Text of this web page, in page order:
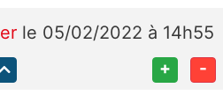
le 05/02/2022 à 14h55
+ -